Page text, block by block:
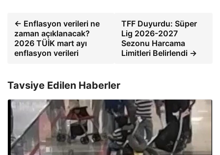
← Enflasyon verileri ne
zaman açıklanacak?
2026 TÜİK mart ayı
enflasyon verileri
TFF Duyurdu: Süper
Lig 2026-2027
Sezonu Harcama
Limitleri Belirlendi →
Tavsiye Edilen Haberler